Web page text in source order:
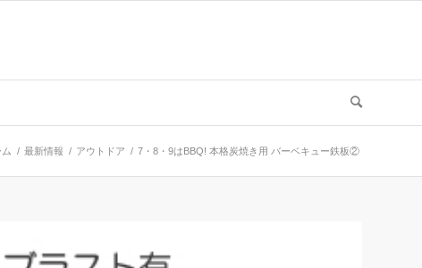
ム / 最新情報 / アウトドア / 7・8・9はBBQ! 本格炭焼き用 バーベキュー鉄板②